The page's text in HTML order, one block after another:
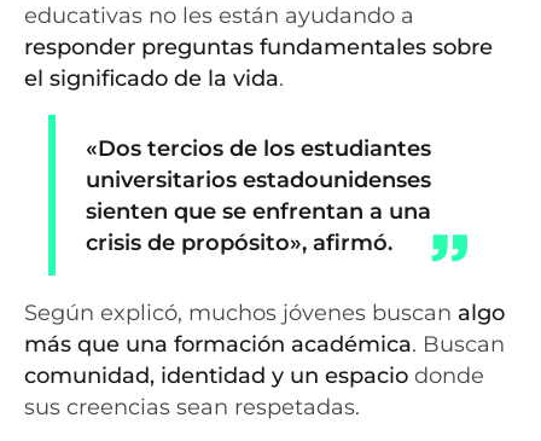
educativas no les están ayudando a
responder preguntas fundamentales sobre
el significado de la vida.
«Dos tercios de los estudiantes
universitarios estadounidenses
sienten que se enfrentan a una
crisis de propósito», afirmó.
Según explicó, muchos jóvenes buscan algo
más que una formación académica. Buscan
comunidad, identidad y un espacio donde
sus creencias sean respetadas.